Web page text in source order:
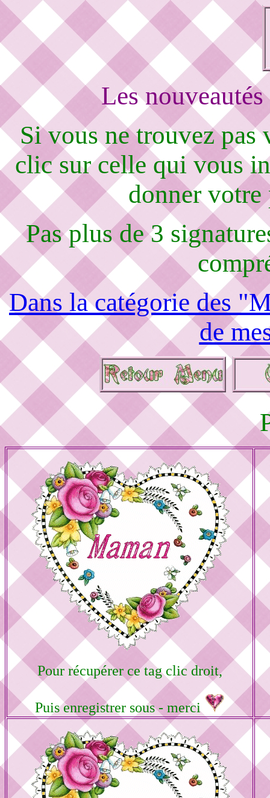
Les
Si vous ne trouvez pas
clic sur celle qui vous
donner votre
Pas plus de 3
Dans la catégorie des
de
Pour récupérer ce tag clic droit,
Puis enregistrer sous - merci